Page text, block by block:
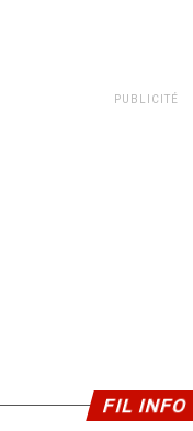
PUBLICITÉ
FIL INFO